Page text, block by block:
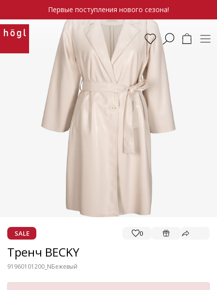
Первые поступления нового сезона!
SALE 0
Тренч BECKY
91960101200_NБежевый